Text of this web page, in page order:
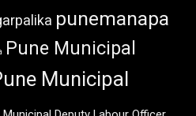
punemanapa
Pune Municipal
Municipal